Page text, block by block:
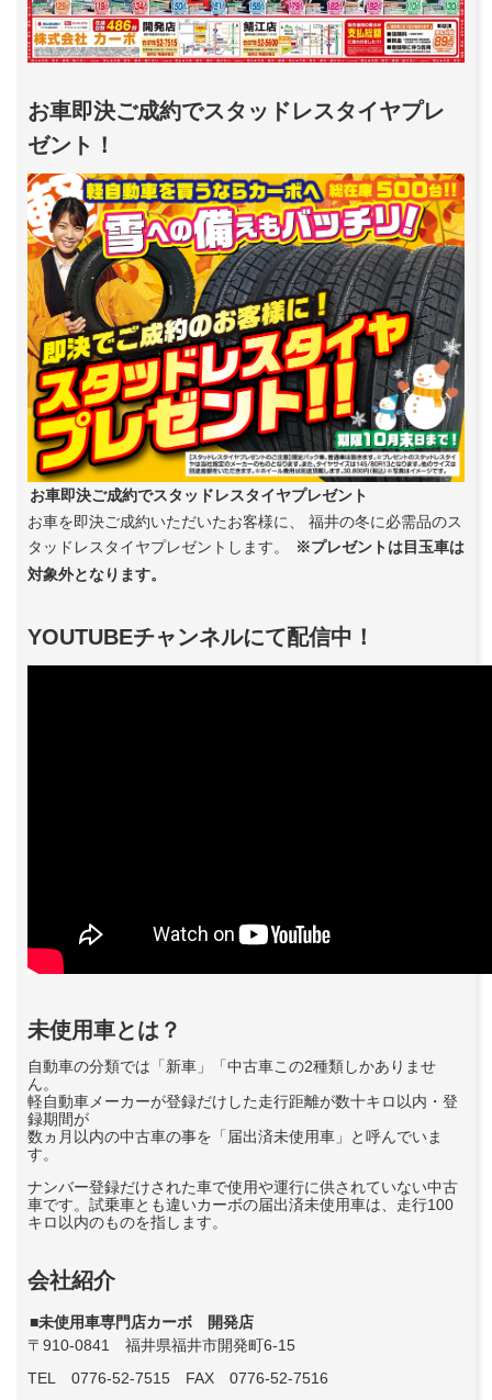
お車即決ご成約でスタッドレスタイヤプレ
ゼント！
お車即決ご成約でスタッドレスタイヤプレゼント
お車を即決ご成約いただいたお客様に、 福井の冬に必需品のス
タッドレスタイヤプレゼントします。
※プレゼントは目玉車は
対象外となります。
YOUTUBEチャンネルにて配信中！
未使用車とは？
自動車の分類では「新車」「中古車この2種類しかありませ
ん。
軽自動車メーカーが登録だけした走行距離が数十キロ以内・登
録期間が
数ヵ月以内の中古車の事を「届出済未使用車」と呼んでいま
す。
ナンバー登録だけされた車で使用や運行に供されていない中古
車です。試乗車とも違いカーボの届出済未使用車は、走行100
キロ以内のものを指します。
会社紹介
■未使用車専門店カーボ 開発店
〒910-0841 福井県福井市開発町6-15
TEL 0776-52-7515 FAX 0776-52-7516